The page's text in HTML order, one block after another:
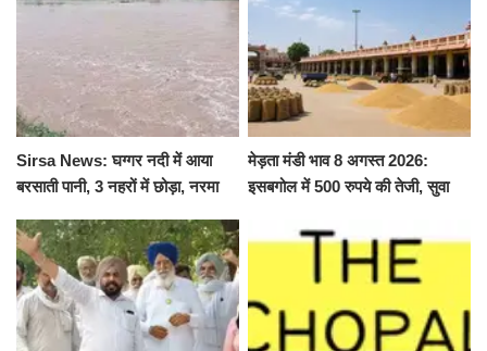
Sirsa News: घग्गर नदी में आया
बरसाती पानी, 3 नहरों में छोड़ा, नरमा
मेड़ता मंडी भाव 8 अगस्त 2026:
इसबगोल में 500 रुपये की तेजी, सुवा